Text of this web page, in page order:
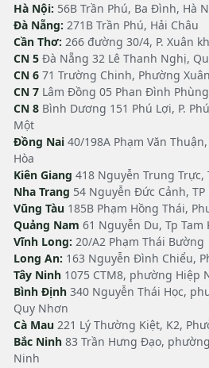
Hà Nội: 56B Trần Phú, Ba Đình, Hà
Đà Nẵng: 271B Trần Phú, Hải Châu
Cần Thơ: 266 đường 30/4, P. Xuân
CN 5 Đà Nẵng 32 Lê Thanh Nghị,
CN 6 71 Trường Chinh, Phường
CN 7 Lâm Đồng 05 Phan Đình Phùng
CN 8 Bình Dương 151 Phú Lợi, P.
Một
Đồng Nai 40/198A Phạm Văn Thuận,
Hòa
Kiên Giang 418 Nguyễn Trung Trực,
Nha Trang 54 Nguyễn Đức Cảnh, TP
Vũng Tàu 185B Phạm Hồng Thái,
Quảng Nam 61 Nguyễn Du, Tp Tam
Vĩnh Long: 20/A2 Phạm Thái Bường
Long An: 163 Nguyễn Đình Chiểu,
Tây Ninh 1075 CTM8, phường Hiệp
Bình Định 340 Nguyễn Thái Học,
Quy Nhơn
Cà Mau 221 Lý Thường Kiệt, K2,
Bắc Ninh 83 Trần Hưng Đạo,
Ninh